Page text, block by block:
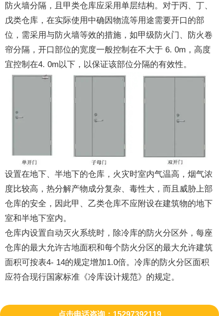
防火墙分隔，且甲类仓库应采用单层结构。对于丙、丁、
戊类仓库，在实际使用中确因物流等用途需要开口的部
位，需采用与防火墙等效的措施，如甲级防火门、防火卷
帘分隔，开口部位的宽度一般控制在不大于 6. 0m，高度
宜控制在4. 0m以下，以保证该部位分隔的有效性。
设置在地下、半地下的仓库，火灾时室内气温高，烟气浓
度比较高，热分解产物成分复杂、毒性大，而且威胁上部
仓库的安全，因此甲、乙类仓库不应附设在建筑物的地下
室和半地下室内。
仓库内设置自动灭火系统时，除冷库的防火分区外，每座
仓库的最大允许古地面积和每个防火分区的最大允许建筑
面积可按表4- 14的规定增加1.0倍。冷库的防火分区面积
应符合现行国家标准《冷库设计规范》的规定。
点击电话咨询：15297392119